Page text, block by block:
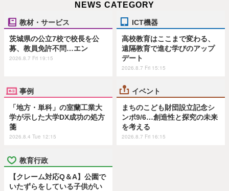
NEWS CATEGORY
教材・サービス
茨城県の公立7校で校長を公
募、教員免許不問…エン
2026.8.7 Fri 19:15
ICT機器
高校教育はここまで変わる、
遠隔教育で進む学びのアップ
デート
2026.8.7 Fri 15:15
事例
「地方・単科」の室蘭工業大
学が示した大学DX成功の処方
箋
2026.8.4 Tue 12:15
イベント
まちのこども財団設立記念シ
ンポ9/6…創造性と探究の未来
を考える
2026.8.7 Fri 16:15
教育行政
【クレーム対応Q＆A】公園で
いたずらをしている子供がい